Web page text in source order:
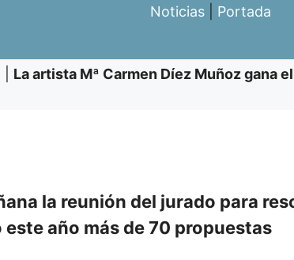
Noticias
Portada
La artista Mª Carmen Díez Muñoz gana
la reunión del jurado para
año más de 70 propuestas